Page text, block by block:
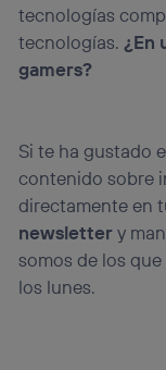
tecnologías
tecnologías. ¿En
gamers?
Si te ha gustado
contenido sobre
directamente en
newslettery
somos de los
los lunes.